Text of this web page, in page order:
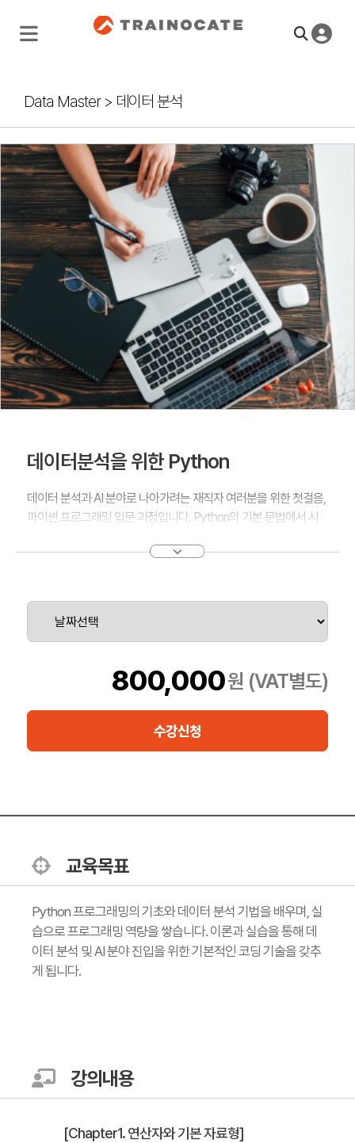
Data Master> 데이터 분석
데이터분석을 위한 Python
데이터 분석과 AI 분야로 나아가려는 재직자 여러분을 위한 첫걸음,
파이썬 프로그래밍 입문 과정입니다. Python의 기본 문법에서 시
과정은 기본적인 변수 정의부터 데이터 조작, 객체지향 프로그래밍
함께 하세요.
800,000원 (VAT별도)
수강신청
교육목표
Python 프로그래밍의 기초와 데이터 분석 기법을 배우며, 실
습으로 프로그래밍 역량을 쌓습니다. 이론과 실습을 통해 데
이터 분석 및 AI 분야 진입을 위한 기본적인 코딩 기술을 갖추
게 됩니다.
강의내용
[Chapter1. 연산자와 기본 자료형]